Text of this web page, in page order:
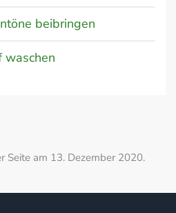
beibringen
waschen
Seite am 13. Dezember 2020.